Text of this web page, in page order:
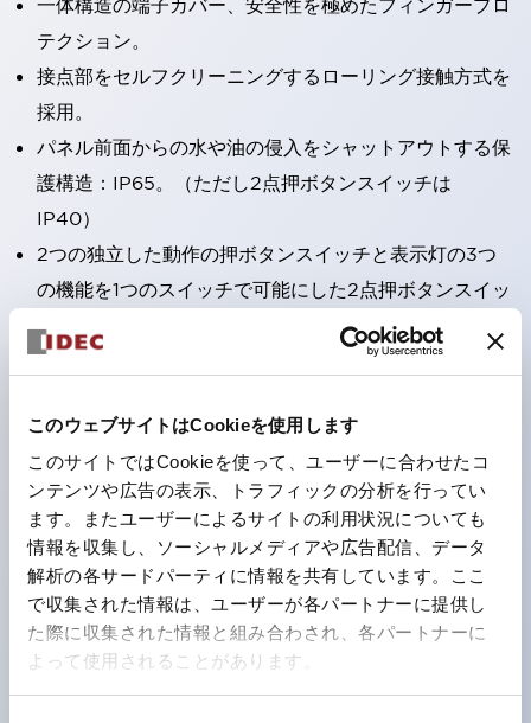
このウェブサイトはCookieを使用します
このサイトではCookieを使って、ユーザーに合わせたコ
ンテンツや広告の表示、トラフィックの分析を行ってい
ます。またユーザーによるサイトの利用状況についても
情報を収集し、ソーシャルメディアや広告配信、データ
解析の各サードパーティに情報を共有しています。ここ
で収集された情報は、ユーザーが各パートナーに提供し
た際に収集された情報と組み合わされ、各パートナーに
よって使用されることがあります。
一体構造の端子カバー、安全性を極めたフィンガープロ
テクション。
接点部をセルフクリーニングするローリング接触方式を
採用。
パネル前面からの水や油の侵入をシャットアウトする保
護構造：IP65。（ただし2点押ボタンスイッチは
IP40）
2つの独立した動作の押ボタンスイッチと表示灯の3つ
の機能を1つのスイッチで可能にした2点押ボタンスイッ
チも完備。
ワールドワイドなニーズに対応する各種電圧を完備。
ごとに分かれていたLED球を、1色のLED球で各色を表
現できるようにしました。
カラーユニバーサルデザインに対応。表示灯（角平形）
の点灯/消灯の認識および、点灯時のランプ色の識別が
対応。
ISO 3864-4安全色に対応。危険時や緊急事態時の色表
現がより明確・鮮明で、より多くの方が識別可能に。